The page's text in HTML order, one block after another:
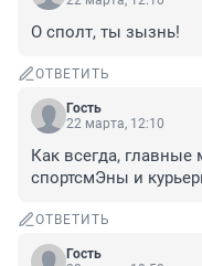
О сполт, ты зызнь!
ОТВЕТИТЬ
Гость
22 марта, 12:10
Как всегда,
спортсмЭны и
ОТВЕТИТЬ
Гость